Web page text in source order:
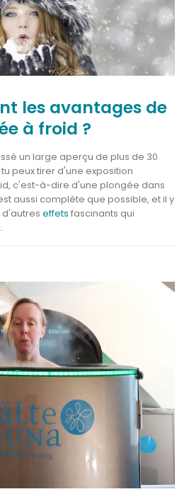
les avantages de
à froid ?
un large aperçu de plus de 30
peux tirer d'une exposition
c'est-à-dire d'une plongée dans
aussi complète que possible, et il y
effets fascinants qui